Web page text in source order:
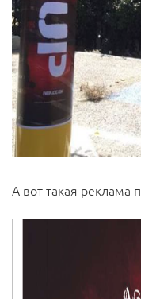
А вот такая реклама